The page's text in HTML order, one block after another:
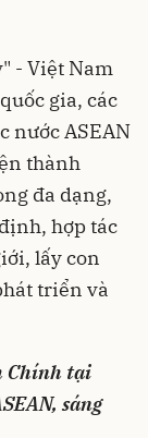
- Việt Nam
gia, các
nước ASEAN
thành
đa dạng,
hợp tác
lấy con
triển và
Chính tại
sáng